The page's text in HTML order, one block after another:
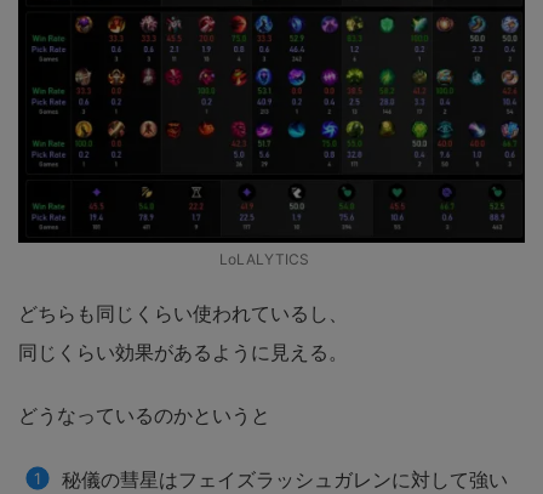
LoLALYTICS
どちらも同じくらい使われているし、
同じくらい効果があるように見える。
どうなっているのかというと
秘儀の彗星はフェイズラッシュガレンに対して強い